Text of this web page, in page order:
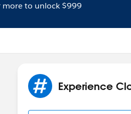
more to unlock $999
Experience